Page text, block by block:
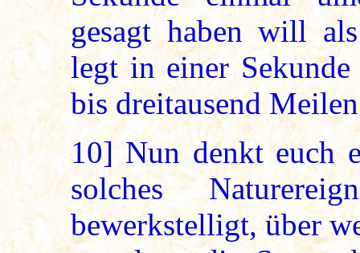
gesagt haben will
legt in einer
bis dreitausend
10] Nun denkt euch
solches
bewerkstelligt, über